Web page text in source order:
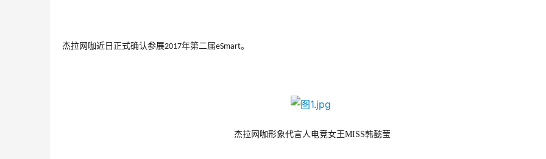
杰拉网咖近日正式确认参展2017年第二届eSmart。
杰拉网咖形象代言人电竞女王MISS韩懿莹